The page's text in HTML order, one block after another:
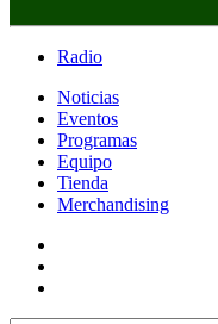
Radio
Noticias
Eventos
Programas
Equipo
Tienda
Merchandising